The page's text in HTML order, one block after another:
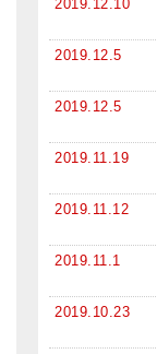
2019.12.10
2019.12.5
2019.12.5
2019.11.19
2019.11.12
2019.11.1
2019.10.23